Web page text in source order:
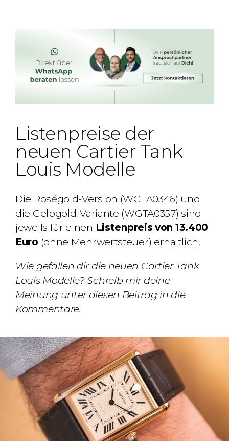
Listenpreise der
neuen Cartier Tank
Louis Modelle
Die Roségold-Version (WGTA0346) und
die Gelbgold-Variante (WGTA0357) sind
jeweils für einen Listenpreis von 13.400
Euro (ohne Mehrwertsteuer) erhältlich.
Wie gefallen dir die neuen Cartier Tank
Louis Modelle? Schreib mir deine
Meinung unter diesen Beitrag in die
Kommentare.